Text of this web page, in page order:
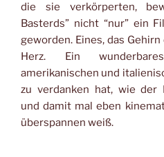
die sie verkörperten,
Basterds” nicht “nur” ein
geworden. Eines, das
Herz. Ein
amerikanischen und
zu verdanken hat, wie der
und damit mal eben
überspannen weiß.